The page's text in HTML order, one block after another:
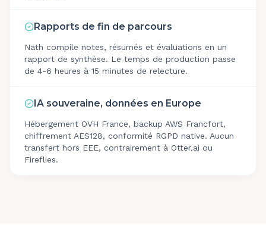
Rapports de fin de parcours
Nath compile notes, résumés et évaluations en un
rapport de synthèse. Le temps de production passe
de 4-6 heures à 15 minutes de relecture.
IA souveraine, données en Europe
Hébergement OVH France, backup AWS Francfort,
chiffrement AES128, conformité RGPD native. Aucun
transfert hors EEE, contrairement à Otter.ai ou
Fireflies.